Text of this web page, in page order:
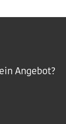
Angebot?